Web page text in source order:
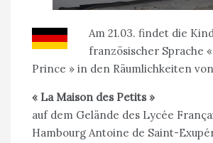
Am 21.03. findet die
französischer Sprache
Prince » in den Räumlichkeiten von
« La Maison des Petits »
auf dem Gelände des Lycée
Hambourg Antoine de Saint-